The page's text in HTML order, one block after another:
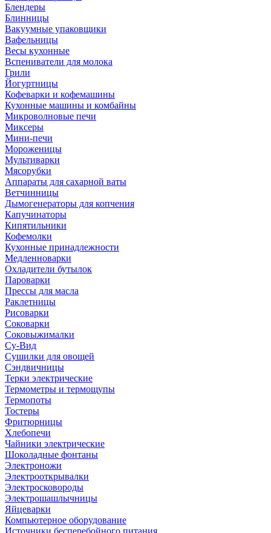
Блендеры
Блинницы
Вакуумные упаковщики
Вафельницы
Весы кухонные
Вспениватели для молока
Грили
Йогуртницы
Кофеварки и кофемашины
Кухонные машины и комбайны
Микроволновые печи
Миксеры
Мини-печи
Мороженицы
Мультиварки
Мясорубки
Аппараты для сахарной ваты
Ветчинницы
Дымогенераторы для копчения
Капучинаторы
Кипятильники
Кофемолки
Кухонные принадлежности
Медленноварки
Охладители бутылок
Пароварки
Прессы для масла
Раклетницы
Рисоварки
Соковарки
Соковыжималки
Су-Вид
Сушилки для овощей
Сэндвичницы
Терки электрические
Термометры и термощупы
Термопоты
Тостеры
Фритюрницы
Хлебопечи
Чайники электрические
Шоколадные фонтаны
Электроножи
Электрооткрывалки
Электросковороды
Электрошашлычницы
Яйцеварки
Компьютерное оборудование
Источники бесперебойного питания